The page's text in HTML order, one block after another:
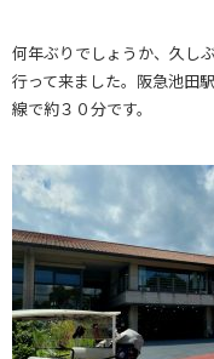
何年ぶりでしょうか、久し
行って来ました。阪急池田
線で約３０分です。